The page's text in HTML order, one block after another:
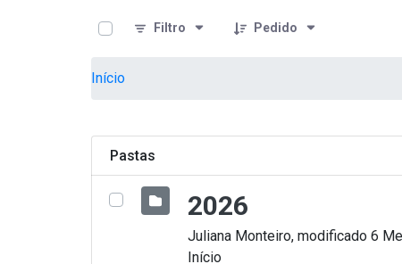
teste descricaoFiltro
Pedido
Início
Pastas
2026
Juliana Monteiro, modificado 6
Início